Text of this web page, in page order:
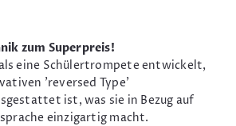
zum Superpreis!
eine Schülertrompete entwickelt,
'reversed Type'
ist, was sie in Bezug auf
einzigartig macht.